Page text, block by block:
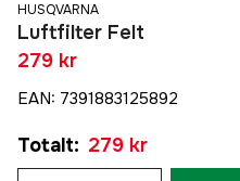
HUSQVARNA
Luftfilter Felt
279 kr
EAN: 7391883125892
Totalt: 279 kr